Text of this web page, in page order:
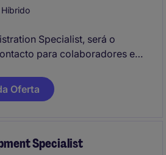
Specialist, será o
para colaboradores e
Humanos. Terá um papel
da conformidade dos
eficiente ao longo de todo o
Oferta
Specialist